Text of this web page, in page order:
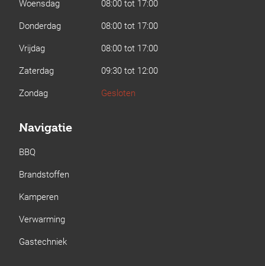
Woensdag
08:00 tot 17:00
Donderdag
08:00 tot 17:00
Vrijdag
08:00 tot 17:00
Zaterdag
09:30 tot 12:00
Zondag
Gesloten
Navigatie
BBQ
Brandstoffen
Kamperen
Verwarming
Gastechniek